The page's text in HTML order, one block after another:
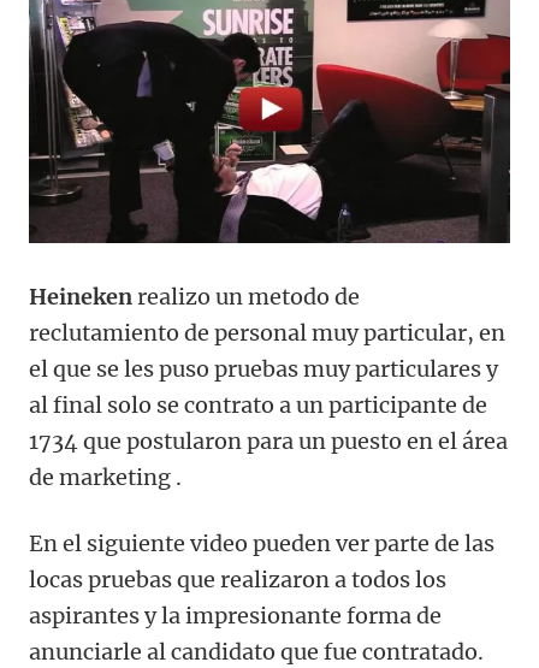
Heinekenrealizo un metodo de
reclutamiento de personal muy particular, en
el que se les puso pruebas muy particulares y
al final solo se contrato a un participante de
1734 que postularon para un puesto en el área
de marketing .
En el siguiente video pueden ver parte de las
locas pruebas que realizaron a todos los
aspirantes y la impresionante forma de
anunciarle al candidato que fue contratado.